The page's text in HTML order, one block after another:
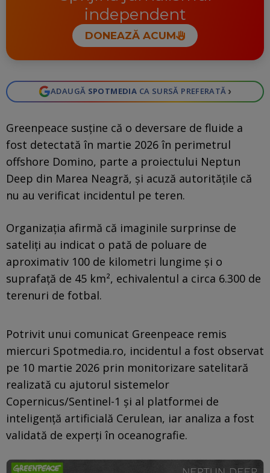
independent
DONEAZĂ ACUM
ADAUGĂ SPOTMEDIA CA SURSĂ PREFERATĂ ›
Greenpeace susține că o deversare de fluide a
fost detectată în martie 2026 în perimetrul
offshore Domino, parte a proiectului Neptun
Deep din Marea Neagră, și acuză autoritățile că
nu au verificat incidentul pe teren.
Organizația afirmă că imaginile surprinse de
sateliți au indicat o pată de poluare de
aproximativ 100 de kilometri lungime și o
suprafață de 45 km², echivalentul a circa 6.300 de
terenuri de fotbal.
Potrivit unui comunicat Greenpeace remis
miercuri Spotmedia.ro, incidentul a fost observat
pe 10 martie 2026 prin monitorizare satelitară
realizată cu ajutorul sistemelor
Copernicus/Sentinel-1 și al platformei de
inteligență artificială Cerulean, iar analiza a fost
validată de experți în oceanografie.